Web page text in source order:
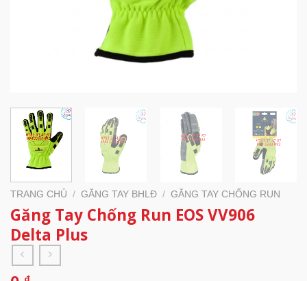
TRANG CHỦ / GĂNG TAY BHLĐ / GĂNG TAY CHỐNG RUN
Găng Tay Chống Run EOS VV906
Delta Plus